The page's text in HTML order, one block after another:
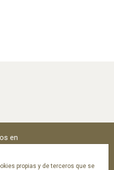
propias y de terceros que se
en